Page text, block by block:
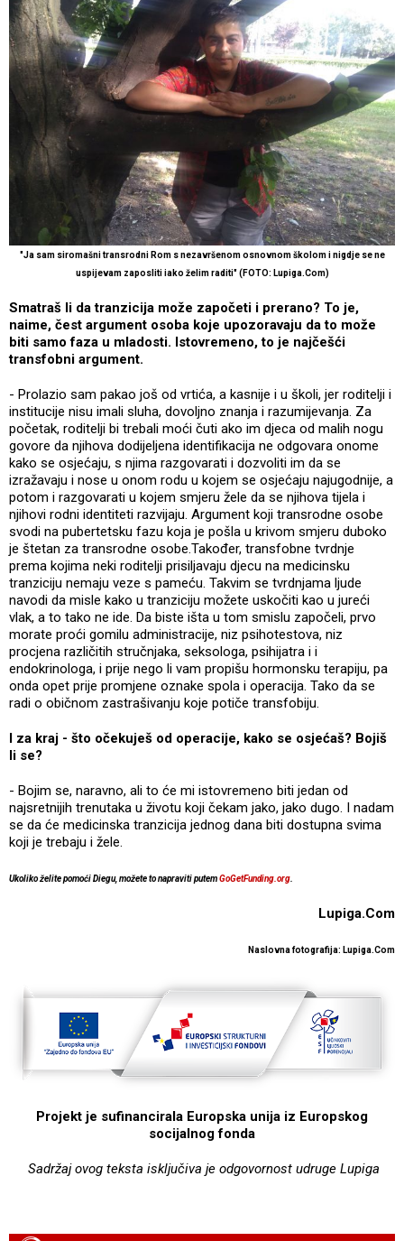
"Ja sam siromašni transrodni Rom s nezavršenom osnovnom školom i nigdje se ne
uspijevam zaposliti iako želim raditi" (FOTO: Lupiga.Com)
Smatraš li da tranzicija može započeti i prerano? To je,
naime, čest argument osoba koje upozoravaju da to može
biti samo faza u mladosti. Istovremeno, to je najčešći
transfobni argument.
- Prolazio sam pakao još od vrtića, a kasnije i u školi, jer roditelji i
institucije nisu imali sluha, dovoljno znanja i razumijevanja. Za
početak, roditelji bi trebali moći čuti ako im djeca od malih nogu
govore da njihova dodijeljena identifikacija ne odgovara onome
kako se osjećaju, s njima razgovarati i dozvoliti im da se
izražavaju i nose u onom rodu u kojem se osjećaju najugodnije, a
potom i razgovarati u kojem smjeru žele da se njihova tijela i
njihovi rodni identiteti razvijaju. Argument koji transrodne osobe
svodi na pubertetsku fazu koja je pošla u krivom smjeru duboko
je štetan za transrodne osobe.Također, transfobne tvrdnje
prema kojima neki roditelji prisiljavaju djecu na medicinsku
tranziciju nemaju veze s pameću. Takvim se tvrdnjama ljude
navodi da misle kako u tranziciju možete uskočiti kao u jureći
vlak, a to tako ne ide. Da biste išta u tom smislu započeli, prvo
morate proći gomilu administracije, niz psihotestova, niz
procjena različitih stručnjaka, seksologa, psihijatra i i
endokrinologa, i prije nego li vam propišu hormonsku terapiju, pa
onda opet prije promjene oznake spola i operacija. Tako da se
radi o običnom zastrašivanju koje potiče transfobiju.
I za kraj - što očekuješ od operacije, kako se osjećaš? Bojiš
li se?
- Bojim se, naravno, ali to će mi istovremeno biti jedan od
najsretnijih trenutaka u životu koji čekam jako, jako dugo. I nadam
se da će medicinska tranzicija jednog dana biti dostupna svima
koji je trebaju i žele.
Ukoliko želite pomoći Diegu, možete to napraviti putemGoGetFunding.org.
Lupiga.Com
Naslovna fotografija: Lupiga.Com
Projekt je sufinancirala Europska unija iz Europskog
socijalnog fonda
Sadržaj ovog teksta isključiva je odgovornost udruge Lupiga